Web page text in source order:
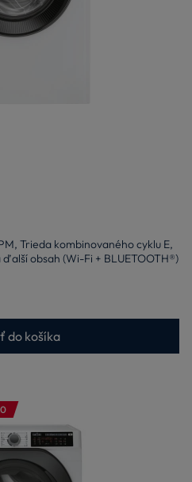
Trieda kombinovaného cyklu E,
obsah (Wi-Fi + BLUETOOTH®)
do košíka